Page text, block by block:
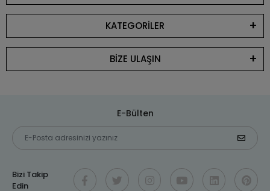
KATEGORİLER
BİZE ULAŞIN
E-Bülten
Bizi Takip
Edin